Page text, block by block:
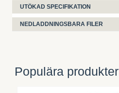
UTÖKAD SPECIFIKATION
NEDLADDNINGSBARA FILER
Populära produkter